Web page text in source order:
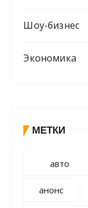
Шоу-бизнес
Экономика
МЕТКИ
авто
анонс